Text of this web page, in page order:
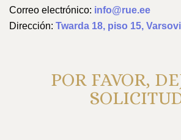
Correo electrónico: info@rue.ee
Dirección: Twarda 18, piso 15,
POR FAVOR,